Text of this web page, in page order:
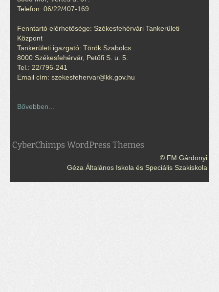
Telefon: 06/22/407-169
Fenntartó elérhetősége: Székesfehérvári Tankerületi
Központ
Tankerületi igazgató: Török Szabolcs
8000 Székesfehérvár, Petőfi S. u. 5.
Tel.: 22/795-241
Email cím: szekesfehervar@kk.gov.hu
Bővebben...
CyberChimps WordPress Themes
© FM Gárdonyi
Géza Általános Iskola és Speciális Szakiskola